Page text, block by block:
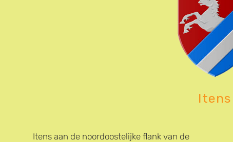
Itens
Itens aan de noordoostelijke flank van de